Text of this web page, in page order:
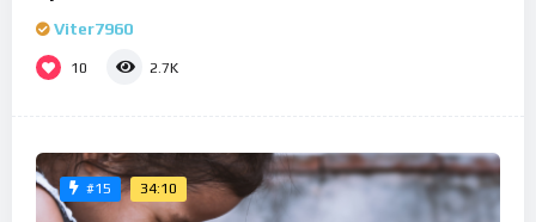
Viter7960
10 2.7K
#15 34:10